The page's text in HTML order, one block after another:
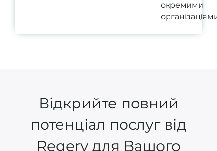
окремими
Відкрийте повний
потенціал послуг від
Regery для Вашого